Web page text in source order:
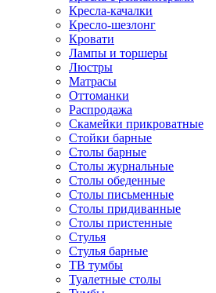
Кресла-качалки
Кресло-шезлонг
Кровати
Лампы и торшеры
Люстры
Матрасы
Оттоманки
Распродажа
Скамейки прикроватные
Стойки барные
Столы барные
Столы журнальные
Столы обеденные
Столы письменные
Столы придиванные
Столы пристенные
Стулья
Стулья барные
ТВ тумбы
Туалетные столы